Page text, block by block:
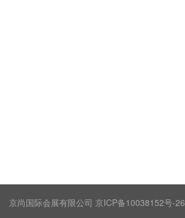
京尚国际会展有限公司 京ICP备10038152号-26